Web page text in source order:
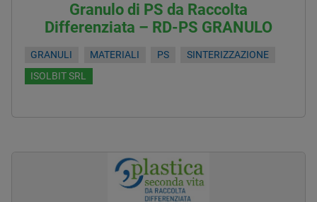
Granulo di PS da Raccolta
Differenziata – RD-PS GRANULO
GRANULI MATERIALI PS
SINTERIZZAZIONE
ISOLBIT SRL